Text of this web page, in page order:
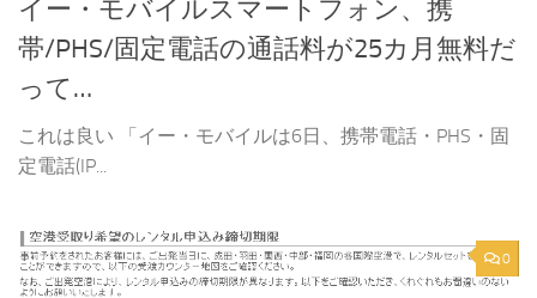
イー・モバイルスマートフォン、携
帯/PHS/固定電話の通話料が25カ月無料だ
って…
これは良い 「イー・モバイルは6日、携帯電話・PHS・固
定電話(IP...
0